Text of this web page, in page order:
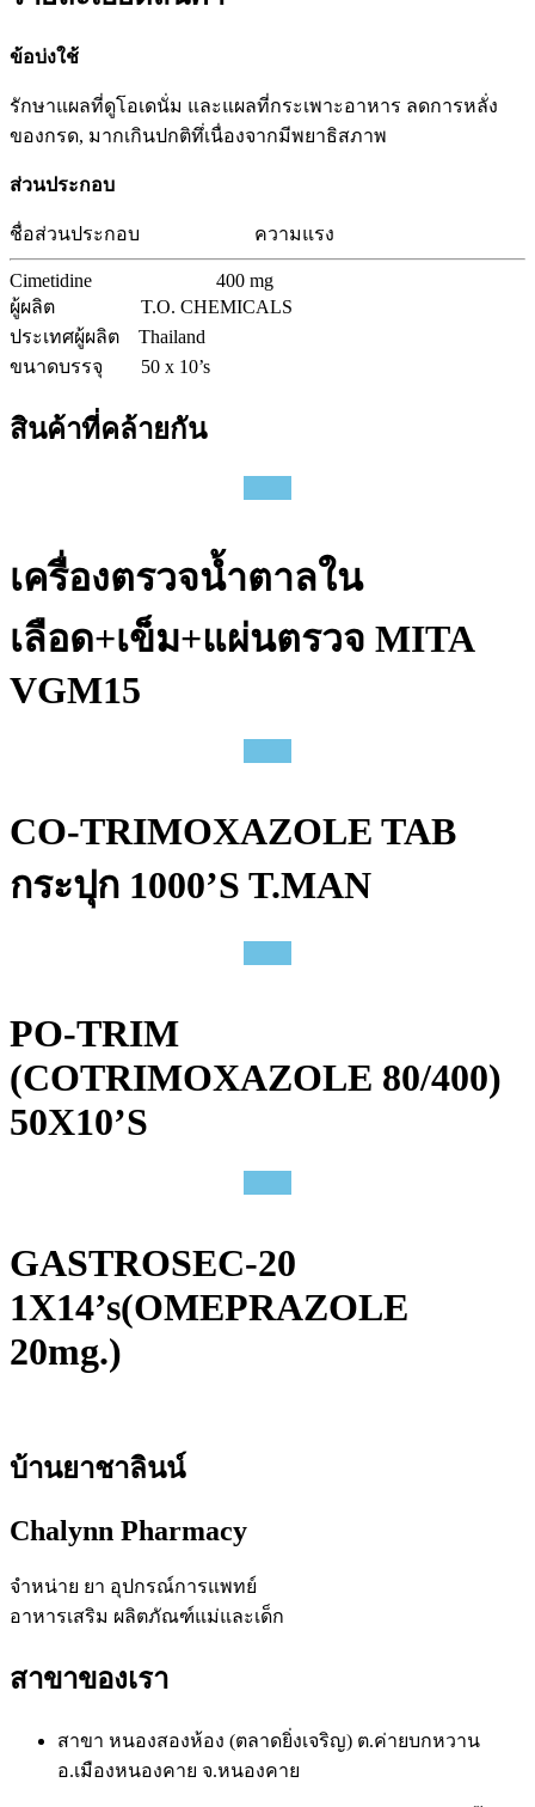
ข้อบ่งใช้
รักษาแผลที่ดูโอเดนั่ม และแผลที่กระเพาะอาหาร ลดการหลั่ง
ของกรด, มากเกินปกติทึ่เนื่องจากมีพยาธิสภาพ
ส่วนประกอบ
ชื่อส่วนประกอบ ความแรง
Cimetidine 400 mg
ผู้ผลิต T.O. CHEMICALS
ประเทศผู้ผลิต Thailand
ขนาดบรรจุ 50 x 10’s
สินค้าที่คล้ายกัน
เครื่องตรวจน้ำตาลใน
เลือด+เข็ม+แผ่นตรวจ MITA
VGM15
CO-TRIMOXAZOLE TAB
กระปุก 1000’S T.MAN
PO-TRIM
(COTRIMOXAZOLE 80/400)
50X10’S
GASTROSEC-20
1X14’s(OMEPRAZOLE
20mg.)
บ้านยาชาลินน์
Chalynn Pharmacy
จำหน่าย ยา อุปกรณ์การแพทย์
อาหารเสริม ผลิตภัณฑ์แม่และเด็ก
สาขาของเรา
สาขา หนองสองห้อง (ตลาดยิ่งเจริญ) ต.ค่ายบกหวาน
อ.เมืองหนองคาย จ.หนองคาย